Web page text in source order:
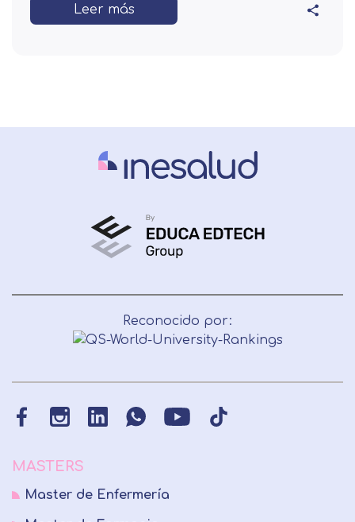
Leer más
Reconocido por:
MASTERS
Master de Enfermería